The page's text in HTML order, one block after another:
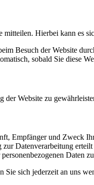
mitteilen. Hierbei kann es
Besuch der Website
sobald Sie diese
Website zu
Empfänger und Zweck
Datenverarbeitung
Daten
Sie sich jederzeit an uns